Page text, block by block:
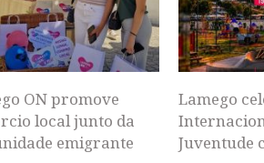
ON promove
local junto da
emigrante
Lamego
Juventude